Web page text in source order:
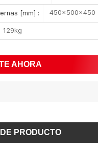
[mm] : 450×500×450
129kg
AHORA
PRODUCTO